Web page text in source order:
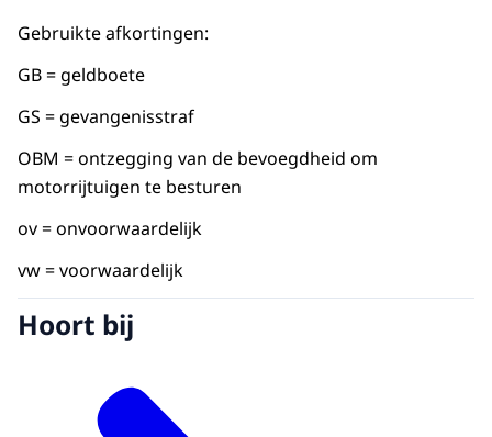
Gebruikte afkortingen:
GB = geldboete
GS = gevangenisstraf
OBM = ontzegging van de bevoegdheid om
motorrijtuigen te besturen
ov = onvoorwaardelijk
vw = voorwaardelijk
Hoort bij